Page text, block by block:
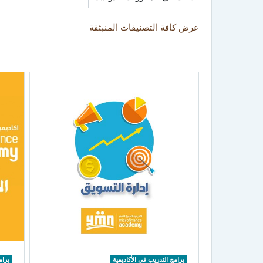
عرض كافة التصنيفات المنبثقة
برامج التدريب في الأكاديمية